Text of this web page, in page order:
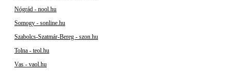
Nógrád - nool.hu
Somogy - sonline.hu
Szabolcs-Szatmár-Bereg - szon.hu
Tolna - teol.hu
Vas - vaol.hu